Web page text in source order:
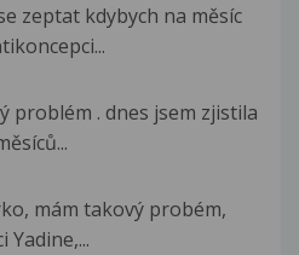
zeptat kdybych na měsíc
problém . dnes jsem zjistila
mám takový probém,